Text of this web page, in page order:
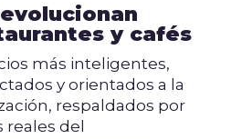
y cafés
más inteligentes,
y orientados a la
respaldados por
reales del